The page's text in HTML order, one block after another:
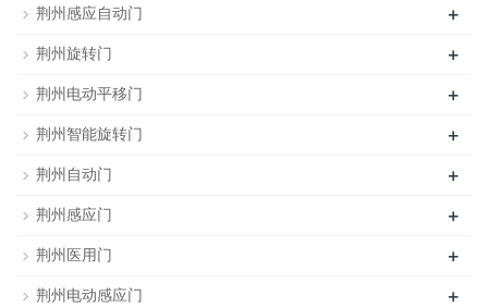
荆州感应自动门 +
荆州旋转门 +
荆州电动平移门 +
荆州智能旋转门 +
荆州自动门 +
荆州感应门 +
荆州医用门 +
荆州电动感应门 +